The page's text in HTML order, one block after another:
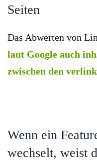
Seiten
Das Abwerten von
laut Google auch
zwischen den
Wenn ein
wechselt, weist